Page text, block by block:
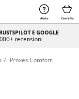
Aiuto Carrello
E GOOGLE
recensioni
Proxes Comfort